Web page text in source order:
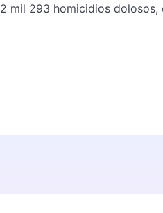
mil 293 homicidios